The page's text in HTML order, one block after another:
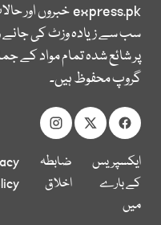
express.pkخبروں اور
سب سے زیادہ وزٹ کی
پر شائع شدہ تمام مواد کے
گروپ محفوظ ہیں۔
ایکسپریس
کے بارے
میں
ضابطہ
اخلاق